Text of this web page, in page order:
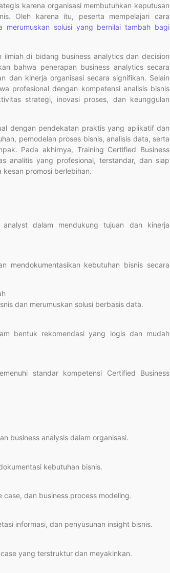
karena organisasi membutuhkan keputusan
Oleh karena itu, peserta mempelajari cara
merumuskan solusi yang bernilai tambah bagi
di bidang business analytics dan decision
bahwa penerapan business analytics secara
dan kinerja organisasi secara signifikan. Selain
profesional dengan kompetensi analisis bisnis
strategi, inovasi proses, dan keunggulan
dengan pendekatan praktis yang aplikatif dan
pemodelan proses bisnis, analisis data, serta
Pada akhirnya, Training Certified Business
analitis yang profesional, terstandar, dan siap
promosi berlebihan.
dalam mendukung tujuan dan kinerja
mendokumentasikan kebutuhan bisnis secara
dan merumuskan solusi berbasis data.
bentuk rekomendasi yang logis dan mudah
standar kompetensi Certified Business
business analysis dalam organisasi.
kebutuhan bisnis.
case, dan business process modeling.
informasi, dan penyusunan insight bisnis.
yang terstruktur dan meyakinkan.